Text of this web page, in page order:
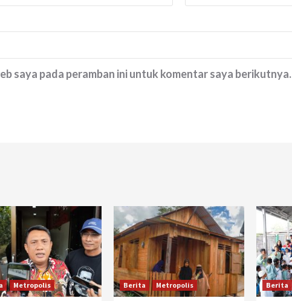
saya pada peramban ini untuk komentar saya berikutnya.
Metropolis Berita Metropolis Berita